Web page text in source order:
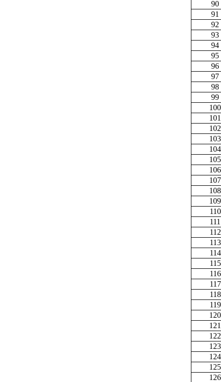
90
91
92
93
94
95
96
97
98
99
100
101
102
103
104
105
106
107
108
109
110
111
112
113
114
115
116
117
118
119
120
121
122
123
124
125
126